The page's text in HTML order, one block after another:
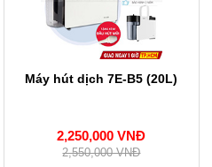
Máy hút dịch 7E-B5 (20L)
2,250,000 VNĐ
2,550,000 VNĐ